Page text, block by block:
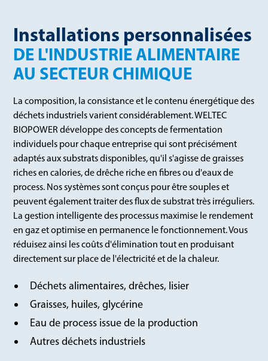
Installations personnalisées
DE L'INDUSTRIE ALIMENTAIRE
AU SECTEUR CHIMIQUE
La composition, la consistance et le contenu énergétique des
déchets industriels varient considérablement. WELTEC
BIOPOWER développe des concepts de fermentation
individuels pour chaque entreprise qui sont précisément
adaptés aux substrats disponibles, qu'il s'agisse de graisses
riches en calories, de drêche riche en fibres ou d'eaux de
process. Nos systèmes sont conçus pour être souples et
peuvent également traiter des flux de substrat très irréguliers.
La gestion intelligente des processus maximise le rendement
en gaz et optimise en permanence le fonctionnement. Vous
réduisez ainsi les coûts d'élimination tout en produisant
directement sur place de l'électricité et de la chaleur.
Déchets alimentaires, drêches, lisier
Graisses, huiles, glycérine
Eau de process issue de la production
Autres déchets industriels